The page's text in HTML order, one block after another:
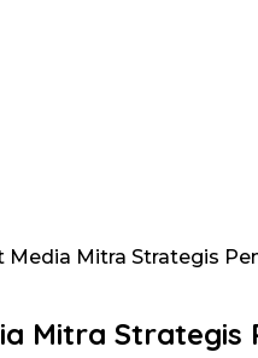
Mitra Strategis
Mitra